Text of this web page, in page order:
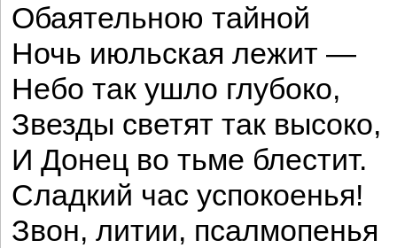
Обаятельною тайной
Ночь июльская лежит —
Небо так ушло глубоко,
Звезды светят так высоко,
И Донец во тьме блестит.
Сладкий час успокоенья!
Звон, литии, псалмопенья